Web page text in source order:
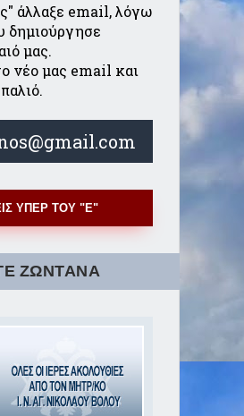
άλλαξε email, λόγω
δημιούργησε
μας.
νέο μας email και
ΥΠΕΡ ΤΟΥ "Ε"
ΖΩΝΤΑΝΑ